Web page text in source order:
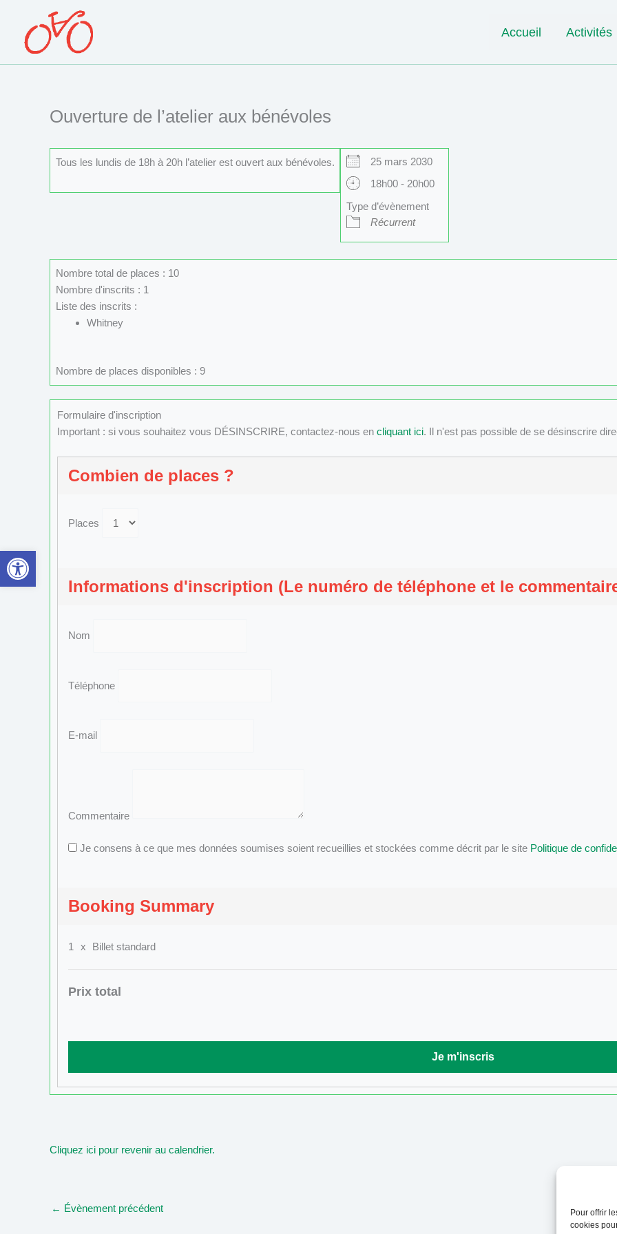
Ouvrir la barre d’outils
Pour offrir
cookies
contenu
Accueil Activités
Ouverture de l’atelier aux bénévoles
Tous les lundis de 18h à 20h l’atelier est ouvert aux bénévoles.
25 mars 2030
18h00 - 20h00
Type d’évènement
Récurrent
Nombre total de places : 10
Nombre d'inscrits : 1
Liste des inscrits :
Whitney
Nombre de places disponibles : 9
Formulaire d'inscription
Important : si vous souhaitez vous DÉSINSCRIRE, contactez-nous en cliquant ici. Il n'est pas possible de se désinscrire
Combien de places ?
Places
Informations d'inscription (Le numéro de téléphone et le
Nom
Téléphone
E-mail
Commentaire
Je consens à ce que mes données soumises soient recueillies et stockées comme décrit par le site Politique de
Booking Summary
1 x Billet standard
Prix total
Cliquez ici pour revenir au calendrier.
← Évènement précédent